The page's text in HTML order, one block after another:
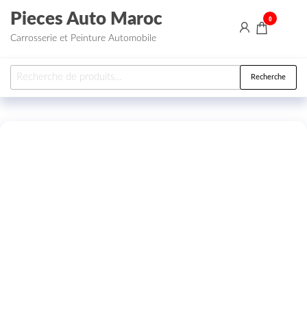
Aller au contenu
Pieces Auto Maroc
Carrosserie et Peinture Automobile
0
Recherche pour : Recherche